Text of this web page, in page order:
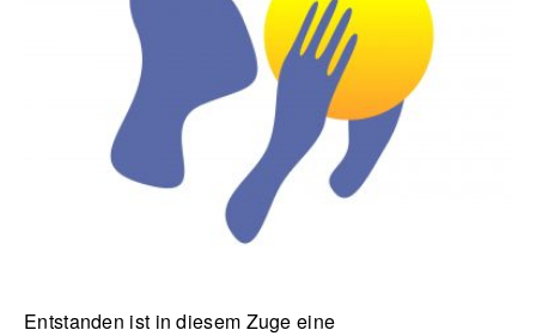
Entstanden ist in diesem Zuge eine